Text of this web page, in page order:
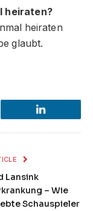
heiraten?
heiraten
glaubt.
LinkedIn
Lansink
– Wie
Schauspieler